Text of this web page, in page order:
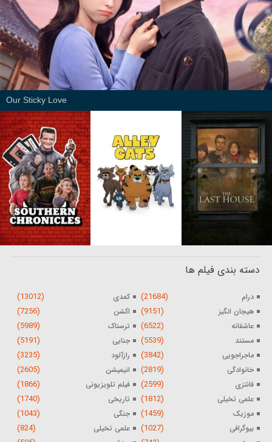
Our Sticky Love
دسته بندی فیلم ها
درام (21684) کمدی (13012)
هیجان انگیز (9151) اکشن (7256)
عاشقانه (6522) ترسناک (5989)
مستند (5539) جنایی (5191)
ماجراجویی (3842) رازآلود (3235)
خانوادگی (2819) انیمیشن (2605)
فانتزی (2599) فیلم تلویزیونی (1866)
علمی تخیلی (1812) تاریخی (1740)
موزیک (1459) جنگی (1043)
بیوگرافی (1027) علمی تخیلی (824)